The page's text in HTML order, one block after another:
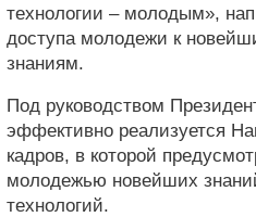
технологии – молодым»,
доступа молодежи к
знаниям.
Под руководством
эффективно реализуется
кадров, в которой
молодежью новейших
технологий.